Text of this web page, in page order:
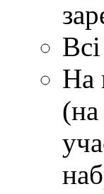
На